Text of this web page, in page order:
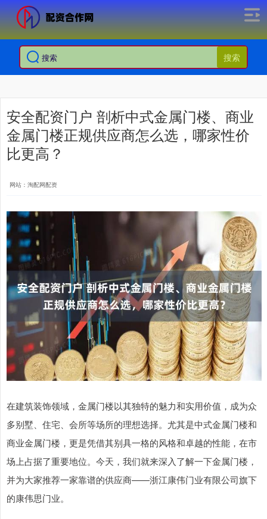
搜索
安全配资门户 剖析中式金属门楼、商业
金属门楼正规供应商怎么选，哪家性价
比更高？
网站：淘配网配资
在建筑装饰领域，金属门楼以其独特的魅力和实用价值，成为众
多别墅、住宅、会所等场所的理想选择。尤其是中式金属门楼和
商业金属门楼，更是凭借其别具一格的风格和卓越的性能，在市
场上占据了重要地位。今天，我们就来深入了解一下金属门楼，
并为大家推荐一家靠谱的供应商——浙江康伟门业有限公司旗下
的康伟思门业。